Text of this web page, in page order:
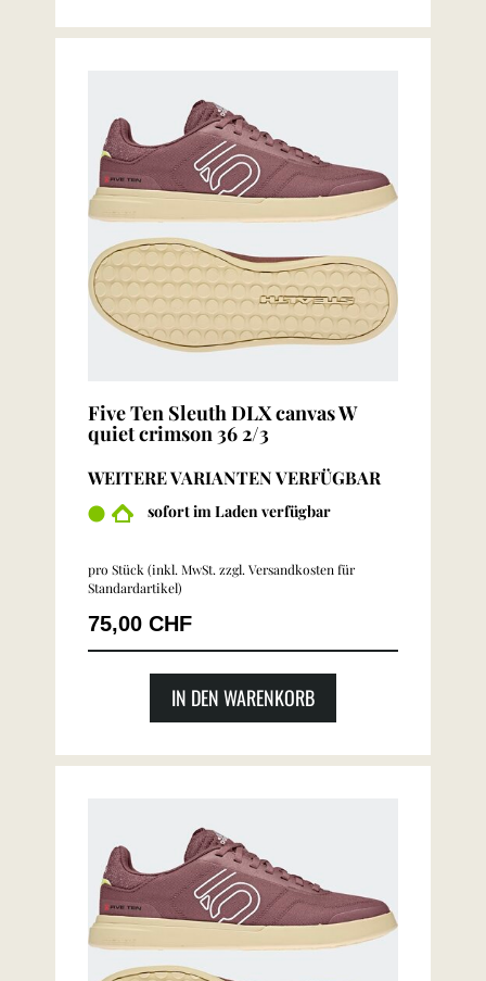
Five Ten Sleuth DLX canvas W
quiet crimson 36 2/3
WEITERE VARIANTEN VERFÜGBAR
sofort im Laden verfügbar
pro Stück (inkl. MwSt. zzgl. Versandkosten für
Standardartikel)
75,00 CHF
IN DEN WARENKORB